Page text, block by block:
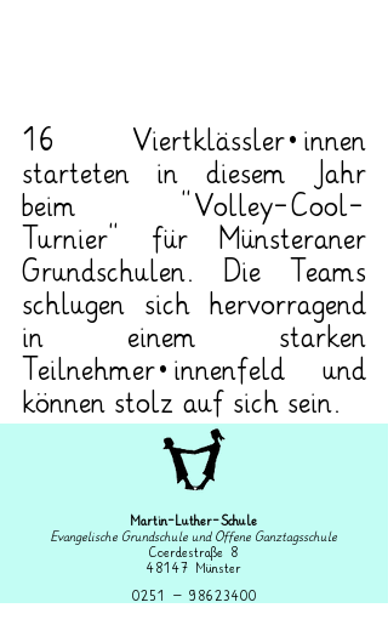
16 Viertklässler*innen
starteten in diesem Jahr
beim “Volley-Cool-
Turnier” für Münsteraner
Grundschulen. Die Teams
schlugen sich hervorragend
in einem starken
Teilnehmer*innenfeld und
können stolz auf sich sein.
Martin-Luther-Schule
Evangelische Grundschule und Offene Ganztagsschule
Coerdestraße 8
48147 Münster
0251 – 98623400